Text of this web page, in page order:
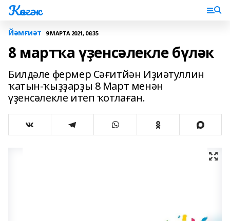
Көнгәк
Йәмғиәт 9 МАРТА 2021, 06:35
8 мартҡа үҙенсәлекле бүләк
Билдәле фермер Сәғитйән Иҙиәтуллин
ҡатын-ҡыҙҙарҙы 8 Март менән
үҙенсәлекле итеп ҡотлаған.